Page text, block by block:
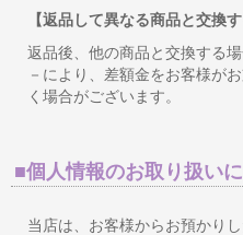
【返品して異なる商品と交換す
返品後、他の商品と交換する
－により、差額金をお客様が
く場合がございます。
■個人情報のお取り扱い
当店は、お客様からお預かり